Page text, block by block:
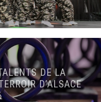
DE LA
D’ALSACE